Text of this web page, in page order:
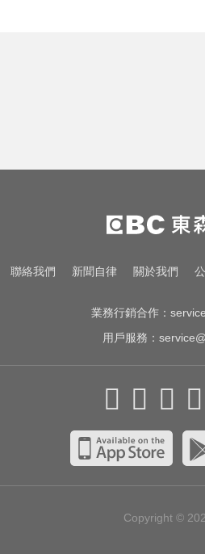
日網讚：比政府還快
很多人每天都在做！3
把細菌吃下肚
NBA／灰熊前鋒克拉
聯絡我們 新聞自律 關於我們
業務行銷合作：
用戶服務：
Copyright ©